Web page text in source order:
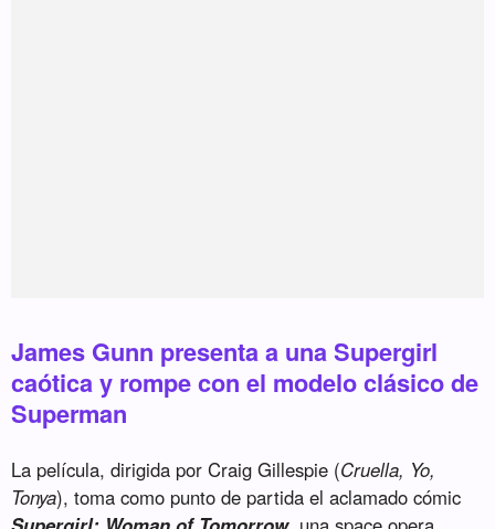
James Gunn presenta a una Supergirl
caótica y rompe con el modelo clásico de
Superman
La película, dirigida por Craig Gillespie (Cruella, Yo,
Tonya), toma como punto de partida el aclamado cómic